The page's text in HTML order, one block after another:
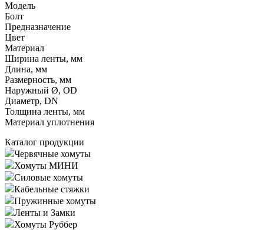
Модель
Болт
Предназначение
Цвет
Материал
Ширина ленты, мм
Длина, мм
Размерность, мм
Наружный Ø, OD
Диаметр, DN
Толщина ленты, мм
Материал уплотнения
Каталог продукции
Червячные хомуты
Хомуты МИНИ
Силовые хомуты
Кабельные стяжки
Пружинные хомуты
Ленты и Замки
Хомуты Руббер